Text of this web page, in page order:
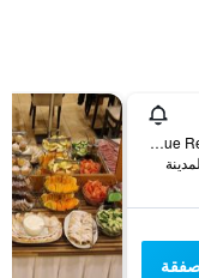
بريفوزني 1, براغ, Prague Region, جمهورية التشيك